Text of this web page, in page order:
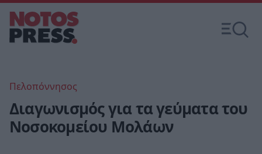
Πελοπόννησος
Διαγωνισμός για τα γεύματα του
Νοσοκομείου Μολάων